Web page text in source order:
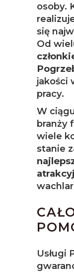
osoby.
się
Od
jakości
pracy.
W
branży
wiele
stanie
Usługi